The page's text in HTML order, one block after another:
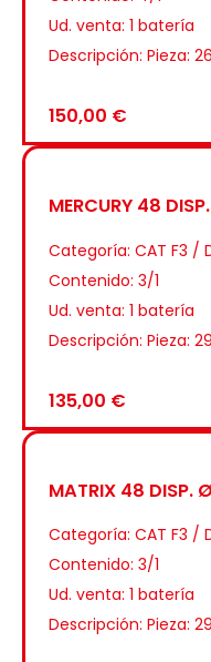
Ud. venta: 1 batería
Descripción: Pieza:
150,00 €
MERCURY 48
Categoría: CAT F3 /
Contenido: 3/1
Ud. venta: 1 batería
Descripción: Pieza:
135,00 €
MATRIX 48 DISP.
Categoría: CAT F3 /
Contenido: 3/1
Ud. venta: 1 batería
Descripción: Pieza: